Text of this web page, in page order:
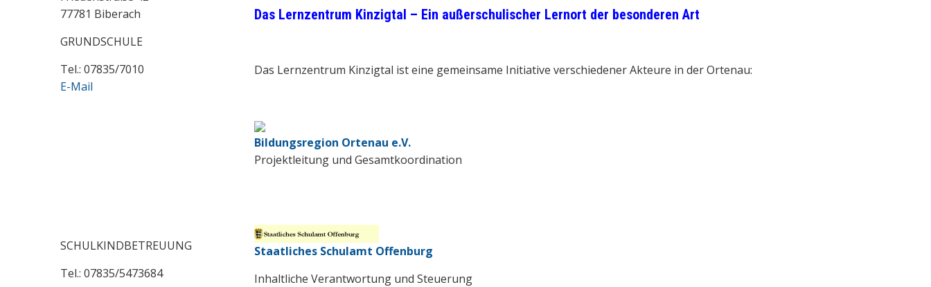
77781 Biberach
GRUNDSCHULE
Tel.: 07835/7010
E-Mail
SCHULKINDBETREUUNG
Tel.: 07835/5473684
Das Lernzentrum Kinzigtal – Ein außerschulischer Lernort der besonderen Art
Das Lernzentrum Kinzigtal ist eine gemeinsame Initiative verschiedener Akteure in der Ortenau:
Bildungsregion Ortenau e.V.
Projektleitung und Gesamtkoordination
Staatliches Schulamt Offenburg
Inhaltliche Verantwortung und Steuerung